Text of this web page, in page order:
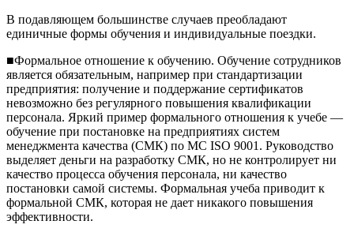
В подавляющем большинстве случаев преобладают
единичные формы обучения и индивидуальные поездки.
■Формальное отношение к обучению. Обучение сотрудников
является обязательным, например при стандартизации
предприятия: получение и поддержание сертификатов
невозможно без регулярного повышения квалификации
персонала. Яркий пример формального отношения к учебе —
обучение при постановке на предприятиях систем
менеджмента качества (СМК) по МС ISO 9001. Руководство
выделяет деньги на разработку СМК, но не контролирует ни
качество процесса обучения персонала, ни качество
постановки самой системы. Формальная учеба приводит к
формальной СМК, которая не дает никакого повышения
эффективности.